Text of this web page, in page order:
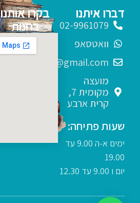
דברו איתנו
02-9961079
וואטסאפ
sfarim.k4@gmail.com
מועצה
מקומית 7,
קרית ארבע
שעות פתיחה:
ימים א-ה 9.00 עד
19.00
יום ו 9.00 עד 12.30
בקרו אותנו
בחנות